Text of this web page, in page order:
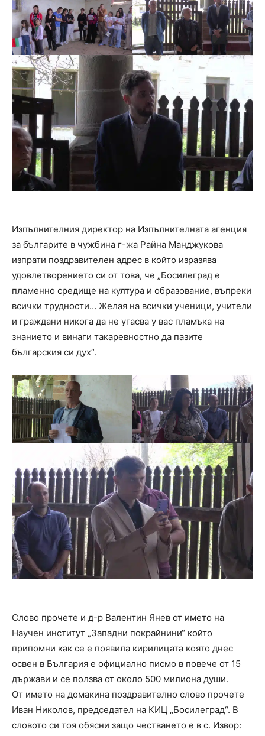
Изпълнителния директор на Изпълнителната агенция
за българите в чужбина г-жа Райна Манджукова
изпрати поздравителен адрес в който изразява
удовлетворението си от това, че „Босилеград е
пламенно средище на култура и образование, въпреки
всички трудности… Желая на всички ученици, учители
и граждани никога да не угасва у вас пламъка на
знанието и винаги такаревностно да пазите
българския си дух“.
Слово прочете и д-р Валентин Янев от името на
Научен институт „Западни покрайнини“ който
припомни как се е появила кирилицата която днес
освен в България е официално писмо в повече от 15
държави и се ползва от около 500 милиона души.
От името на домакина поздравително слово прочете
Иван Николов, председател на КИЦ „Босилеград“. В
словото си тоя обясни защо честването е в с. Извор: